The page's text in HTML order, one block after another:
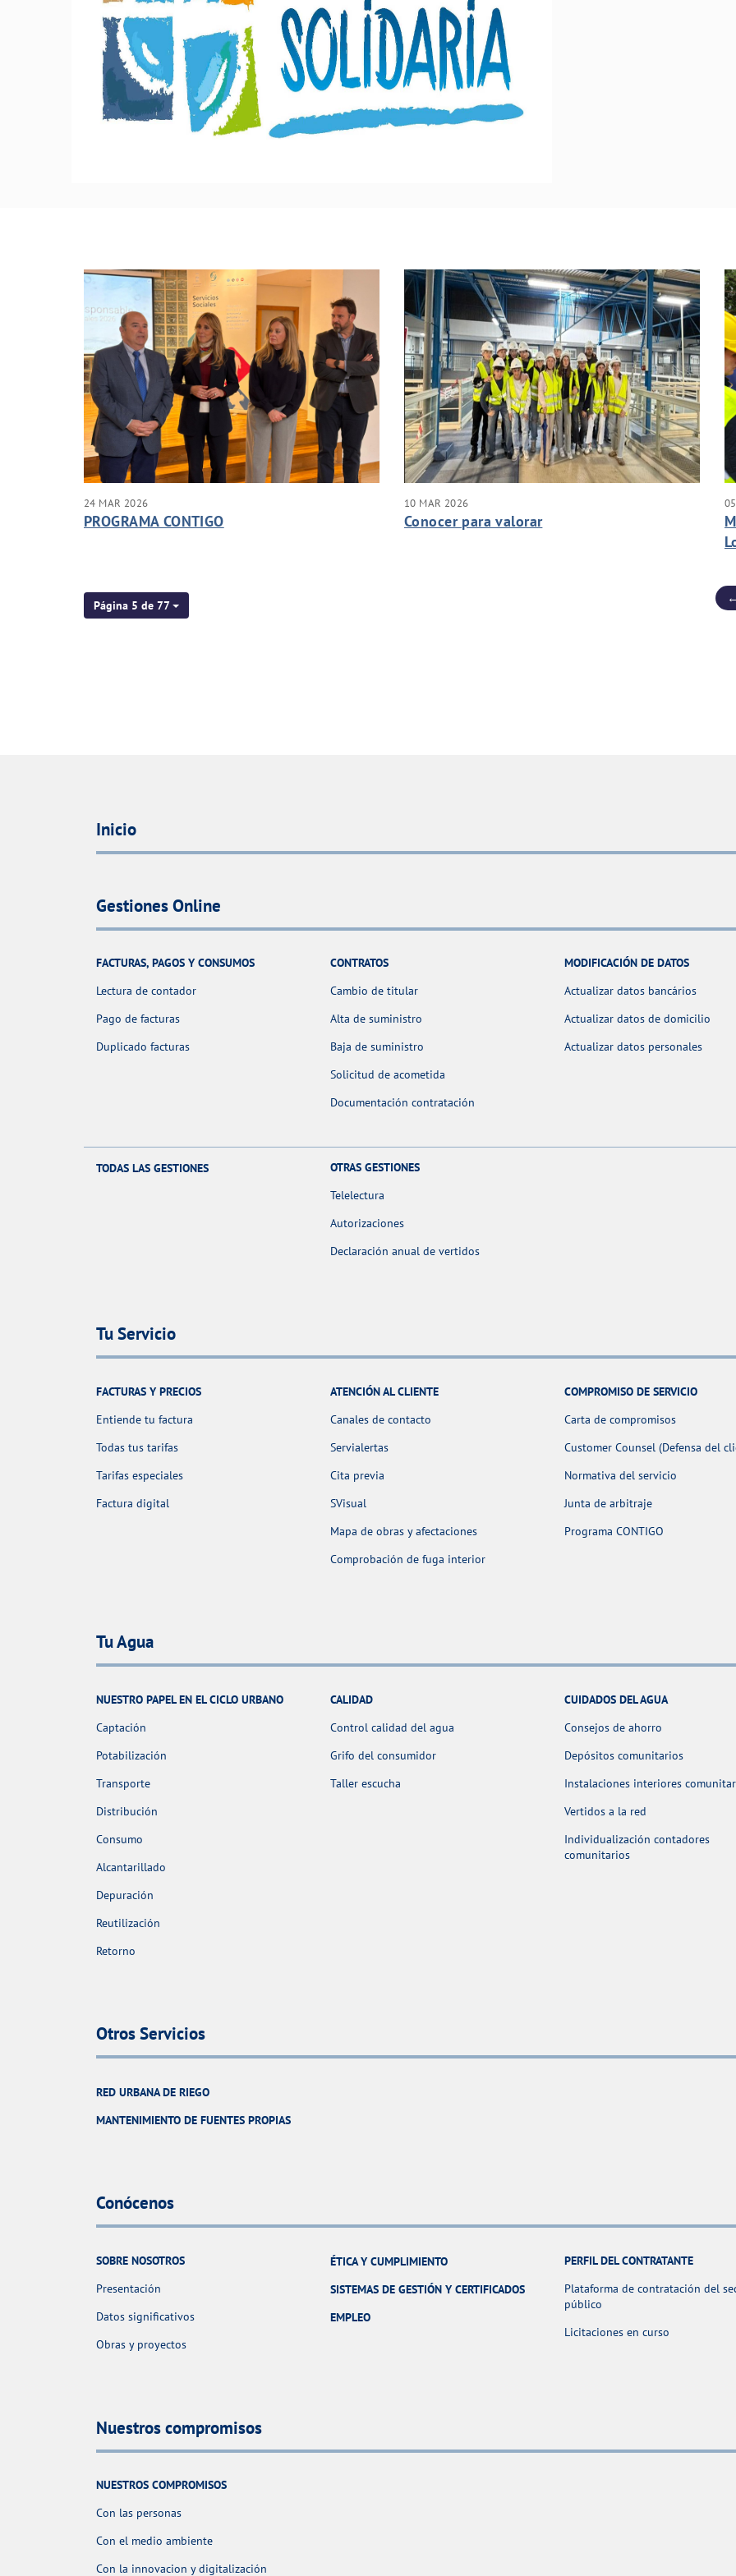
24 MAR 2026
PROGRAMA CONTIGO
10 MAR 2026
Conocer para valorar
Página 5 de 77
Inicio
Gestiones Online
FACTURAS, PAGOS Y CONSUMOS
Lectura de contador
Pago de facturas
Duplicado facturas
CONTRATOS
Cambio de titular
Alta de suministro
Baja de suministro
Solicitud de acometida
Documentación contratación
MODIFICACIÓN DE DATOS
Actualizar datos bancários
Actualizar datos de domicilio
Actualizar datos personales
TODAS LAS GESTIONES
OTRAS GESTIONES
Telelectura
Autorizaciones
Declaración anual de vertidos
Tu Servicio
FACTURAS Y PRECIOS
Entiende tu factura
Todas tus tarifas
Tarifas especiales
Factura digital
ATENCIÓN AL CLIENTE
Canales de contacto
Servialertas
Cita previa
SVisual
Mapa de obras y afectaciones
Comprobación de fuga interior
COMPROMISO DE SERVICIO
Carta de compromisos
Customer Counsel (Defensa del
Normativa del servicio
Junta de arbitraje
Programa CONTIGO
Tu Agua
NUESTRO PAPEL EN EL CICLO URBANO
Captación
Potabilización
Transporte
Distribución
Consumo
Alcantarillado
Depuración
Reutilización
Retorno
CALIDAD
Control calidad del agua
Grifo del consumidor
Taller escucha
CUIDADOS DEL AGUA
Consejos de ahorro
Depósitos comunitarios
Instalaciones interiores
Vertidos a la red
Individualización contadores
comunitarios
Otros Servicios
RED URBANA DE RIEGO
MANTENIMIENTO DE FUENTES PROPIAS
Conócenos
SOBRE NOSOTROS
Presentación
Datos significativos
Obras y proyectos
ÉTICA Y CUMPLIMIENTO
SISTEMAS DE GESTIÓN Y CERTIFICADOS
EMPLEO
PERFIL DEL CONTRATANTE
Plataforma de contratación del
público
Licitaciones en curso
Nuestros compromisos
NUESTROS COMPROMISOS
Con las personas
Con el medio ambiente
Con la innovacion y digitalización